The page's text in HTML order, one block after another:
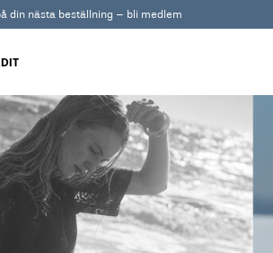
din nästa beställning – bli medlem